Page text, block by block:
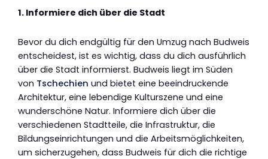
1. Informiere dich über die Stadt
Bevor du dich endgültig für den Umzug nach Budweis
entscheidest, ist es wichtig, dass du dich ausführlich
über die Stadt informierst. Budweis liegt im Süden
von Tschechien und bietet eine beeindruckende
Architektur, eine lebendige Kulturszene und eine
wunderschöne Natur. Informiere dich über die
verschiedenen Stadtteile, die Infrastruktur, die
Bildungseinrichtungen und die Arbeitsmöglichkeiten,
um sicherzugehen, dass Budweis für dich die richtige